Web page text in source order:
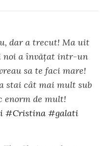
dar a trecut! Ma uit
noi a învățat intr-un
sa te faci mare!
stai cât mai mult sub
enorm de mult!
#Cristina #galati